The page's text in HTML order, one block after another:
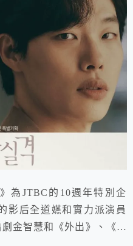
為JTBC的10週年特別企
影后全道嬿和實力派演員
金智慧和《外出》、《危